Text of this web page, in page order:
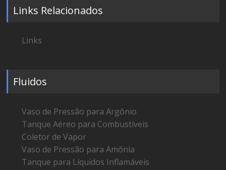
Links Relacionados
Links
Fluidos
Vaso de Pressão para Argônio
Tanque Aéreo para Combustíveis
Coletor de Vapor
Vaso de Pressão para Amônia
Tanque para Líquidos Inflamáveis